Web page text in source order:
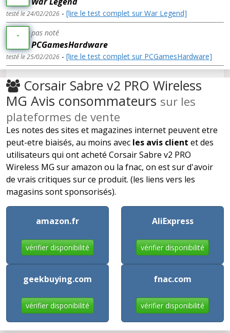
testé le 24/02/2026 - [lire le test complet sur War Legend]
- pas noté
PCGamesHardware
testé le 25/02/2026 - [lire le test complet sur PCGamesHardware]
Corsair Sabre v2 PRO Wireless
MG Avis consommateurs sur les
plateformes de vente
Les notes des sites et magazines internet peuvent etre
peut-etre biaisés, au moins avec les avis client et des
utilisateurs qui ont acheté Corsair Sabre v2 PRO
Wireless MG sur amazon ou la fnac, on est sur d'avoir
de vrais critiques sur ce produit. (les liens vers les
magasins sont sponsorisés).
amazon.fr
vérifier disponibilité
AliExpress
vérifier disponibilité
geekbuying.com
vérifier disponibilité
fnac.com
vérifier disponibilité